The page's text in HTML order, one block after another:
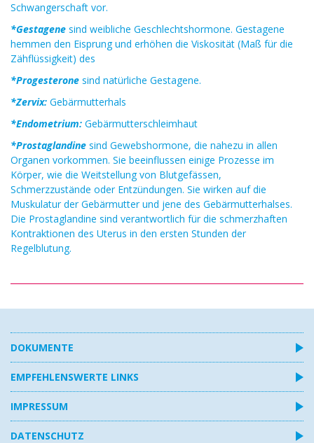
Schwangerschaft vor.
*Gestagene sind weibliche Geschlechtshormone. Gestagene
hemmen den Eisprung und erhöhen die Viskosität (Maß für die
Zähflüssigkeit) des
*Progesterone sind natürliche Gestagene.
*Zervix: Gebärmutterhals
*Endometrium: Gebärmutterschleimhaut
*Prostaglandine sind Gewebshormone, die nahezu in allen
Organen vorkommen. Sie beeinflussen einige Prozesse im
Körper, wie die Weitstellung von Blutgefässen,
Schmerzzustände oder Entzündungen. Sie wirken auf die
Muskulatur der Gebärmutter und jene des Gebärmutterhalses.
Die Prostaglandine sind verantwortlich für die schmerzhaften
Kontraktionen des Uterus in den ersten Stunden der
Regelblutung.
DOKUMENTE
EMPFEHLENSWERTE LINKS
IMPRESSUM
DATENSCHUTZ